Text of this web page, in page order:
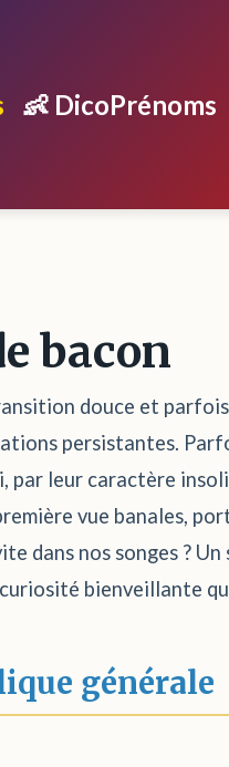
👶 DicoPrénoms
bacon
douce et
persistantes.
par leur caractère
vue banales,
dans nos songes ?
bienveillante
générale